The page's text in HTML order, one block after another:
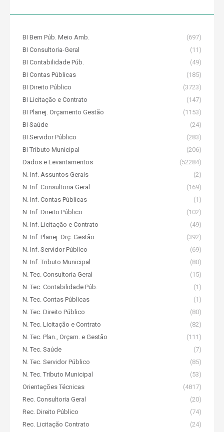
BI Bem Púb. Meio Amb.
(697)
BI Consultoria-Geral
(11)
BI Contabilidade Púb.
(49)
BI Contas Públicas
(185)
BI Direito Público
(3723)
BI Licitação e Contrato
(147)
BI Planej. Orçamento Gestão
(1153)
BI Saúde
(24)
BI Servidor Público
(283)
BI Tributo Municipal
(206)
Dados e Levantamentos
(52284)
N. Inf. Assuntos Gerais
(2)
N. Inf. Consultoria Geral
(169)
N. Inf. Contas Públicas
(1)
N. Inf. Direito Público
(102)
N. Inf. Licitação e Contrato
(49)
N. Inf. Planej. Orç. Gestão
(392)
N. Inf. Servidor Público
(69)
N. Inf. Tributo Municipal
(80)
N. Tec. Consultoria Geral
(15)
N. Tec. Contabilidade Púb.
(1)
N. Tec. Contas Públicas
(1)
N. Tec. Direito Público
(80)
N. Tec. Licitação e Contrato
(82)
N. Tec. Plan., Orçam. e Gestão
(111)
N. Tec. Saúde
(7)
N. Tec. Servidor Público
(85)
N. Tec. Tributo Municipal
(53)
Orientações Técnicas
(4817)
Rec. Consultoria Geral
(20)
Rec. Direito Público
(74)
Rec. Licitação Contrato
(24)